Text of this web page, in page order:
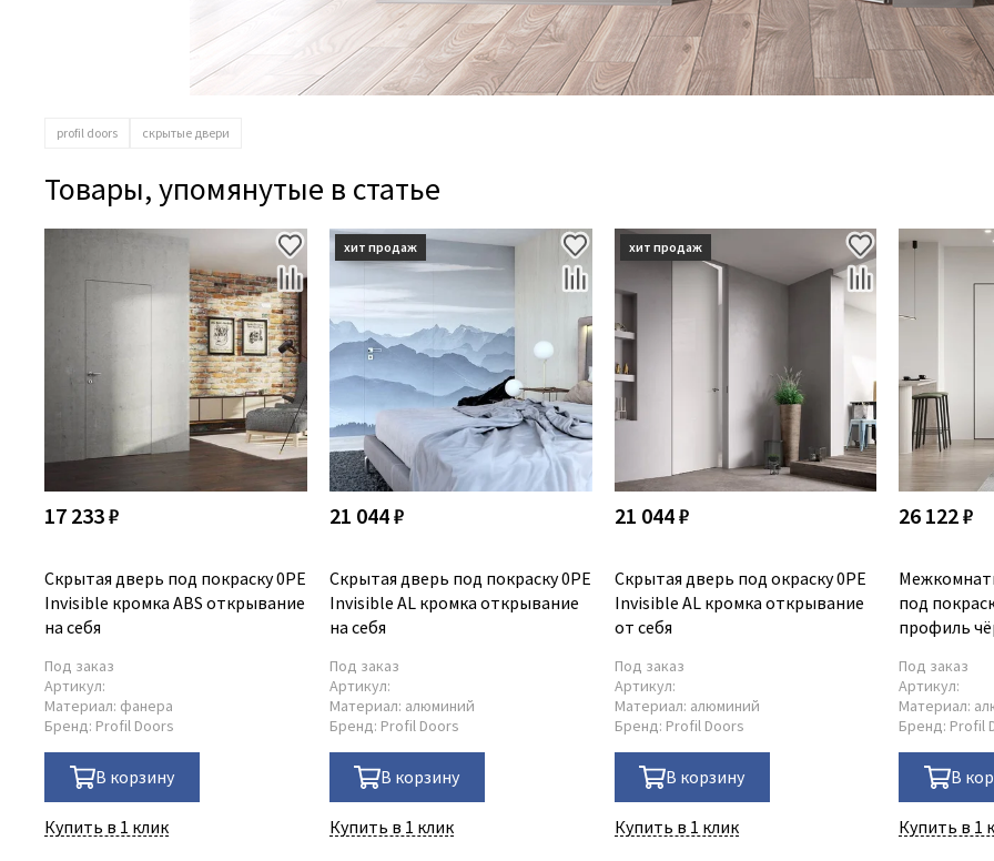
profil doors скрытые двери
Товары, упомянутые в статье
17 233 ₽
Скрытая дверь под покраску 0PE
Invisible кромка ABS открывание
на себя
Под заказ
Артикул:
Материал: фанера
Бренд: Profil Doors
В корзину
Купить в 1 клик
21 044 ₽
Скрытая дверь под покраску 0PE
Invisible AL кромка открывание
на себя
Под заказ
Артикул:
Материал: алюминий
Бренд: Profil Doors
В корзину
Купить в 1 клик
21 044 ₽
Скрытая дверь под окраску 0PE
Invisible AL кромка открывание
от себя
Под заказ
Артикул:
Материал: алюминий
Бренд: Profil Doors
В корзину
Купить в 1 клик
26 122 ₽
под
профиль
Под заказ
Артикул:
Материал:
Бренд: Profil
В
Купить в 1